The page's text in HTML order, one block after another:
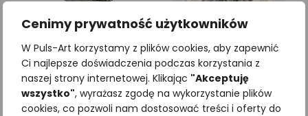
Cenimy prywatność użytkowników
W Puls-Art korzystamy z plików cookies, aby zapewnić
Ci najlepsze doświadczenia podczas korzystania z
naszej strony internetowej. Klikając "Akceptuję
wszystko", wyrażasz zgodę na wykorzystanie plików
cookies, co pozwoli nam dostosować treści i oferty do
Dzięcioł zielonosiwy Zegar okrągły – 30 cm